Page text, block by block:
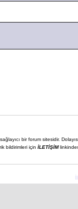
bir forum sitesidir.
bildirimleri için İLETİŞİM